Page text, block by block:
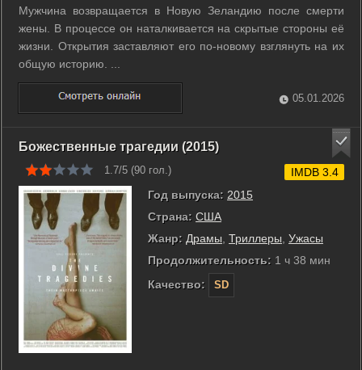
Мужчина возвращается в Новую Зеландию после смерти
жены. В процессе он наталкивается на скрытые стороны её
жизни. Открытия заставляют его по-новому взглянуть на их
общую историю. ...
05.01.2026
Божественные трагедии (2015)
1.7/5 (90 гол.)
Год выпуска: 2015
Страна: США
Жанр: Драмы Триллеры Ужасы
Продолжительность: 1 ч 38 мин
Качество:
SD
IMDB 3.4